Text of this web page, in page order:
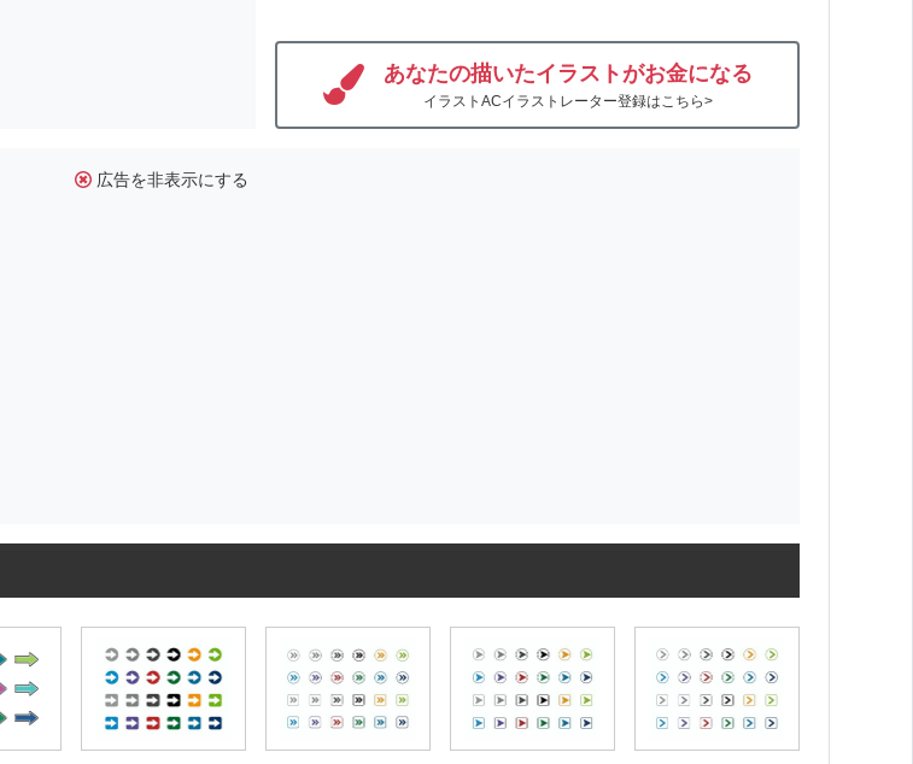
あなたの描いたイラストがお金になる
イラストACイラストレーター登録はこちら>
広告を非表示にする